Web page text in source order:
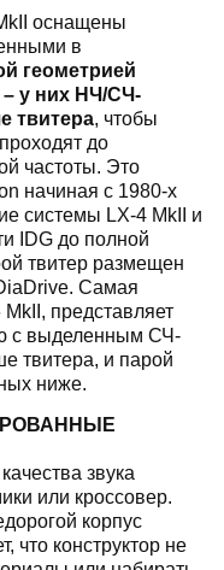
оснащены
в
геометрией
– у них НЧ/СЧ-
твитера, чтобы
до
частоты. Это
начиная с 1980-х
системы LX-4 MkII и
IDG до полной
твитер размещен
Самая
представляет
с выделенным СЧ-
твитера, и парой
ниже.
звука
или кроссовер.
корпус
что конструктор не